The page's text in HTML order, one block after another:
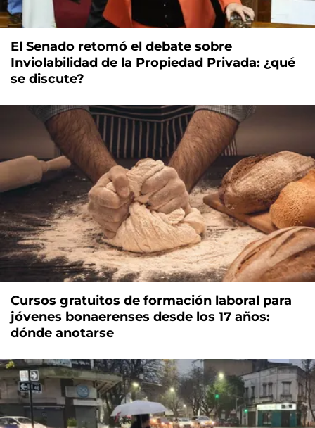
El Senado retomó el debate sobre
Inviolabilidad de la Propiedad Privada: ¿qué
se discute?
Cursos gratuitos de formación laboral para
jóvenes bonaerenses desde los 17 años:
dónde anotarse